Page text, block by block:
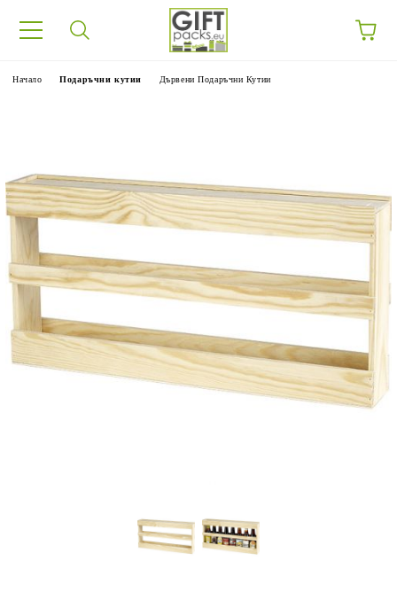
Начало Подаръчни кутии Дървени Подаръчни Кутии